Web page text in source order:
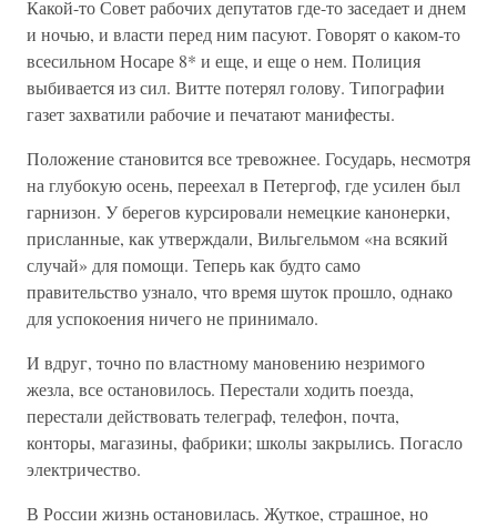
Какой-то Совет рабочих депутатов где-то заседает и днем
и ночью, и власти перед ним пасуют. Говорят о каком-то
всесильном Носаре 8* и еще, и еще о нем. Полиция
выбивается из сил. Витте потерял голову. Типографии
газет захватили рабочие и печатают манифесты.
Положение становится все тревожнее. Государь, несмотря
на глубокую осень, переехал в Петергоф, где усилен был
гарнизон. У берегов курсировали немецкие канонерки,
присланные, как утверждали, Вильгельмом «на всякий
случай» для помощи. Теперь как будто само
правительство узнало, что время шуток прошло, однако
для успокоения ничего не принимало.
И вдруг, точно по властному мановению незримого
жезла, все остановилось. Перестали ходить поезда,
перестали действовать телеграф, телефон, почта,
конторы, магазины, фабрики; школы закрылись. Погасло
электричество.
В России жизнь остановилась. Жуткое, страшное, но